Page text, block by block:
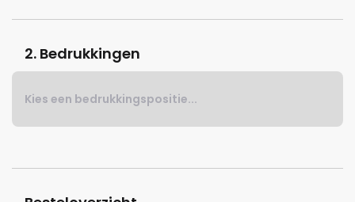
2. Bedrukkingen
Kies een bedrukkingspositie...